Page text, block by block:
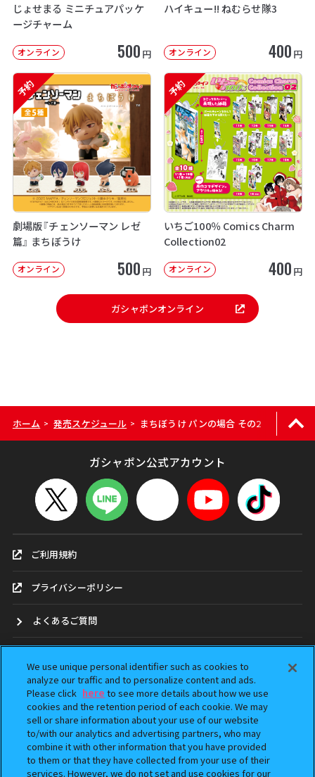
じょせまる ミニチュアパッケ
ージチャーム
オンライン 500 円
ハイキュー!! ねむらせ隊3
オンライン 400 円
予約
劇場版『チェンソーマン レゼ
篇』 まちぼうけ
オンライン 500 円
予約
いちご100％ Comics Charm
Collection02
オンライン 400 円
ガシャポンオンライン
ホーム > 発売スケジュール > まちぼうけ パンの場合 その2
ガシャポン公式アカウント
ご利用規約
プライバシーポリシー
よくあるご質問
ガシャポンどこ？
アンケート
ウェブアクセシビリティ方針
We use unique personal identifier such as cookies to
analyze our traffic and to personalize content and ads.
Please click here to see more details about how we use
cookies and the retention period of each cookie. We may
sell or share information about your use of our website
to/with our analytics and advertising partners, who may
combine it with other information that you have provided
to them or that they have collected from your use of their
services. However, we do not set and use cookies for our